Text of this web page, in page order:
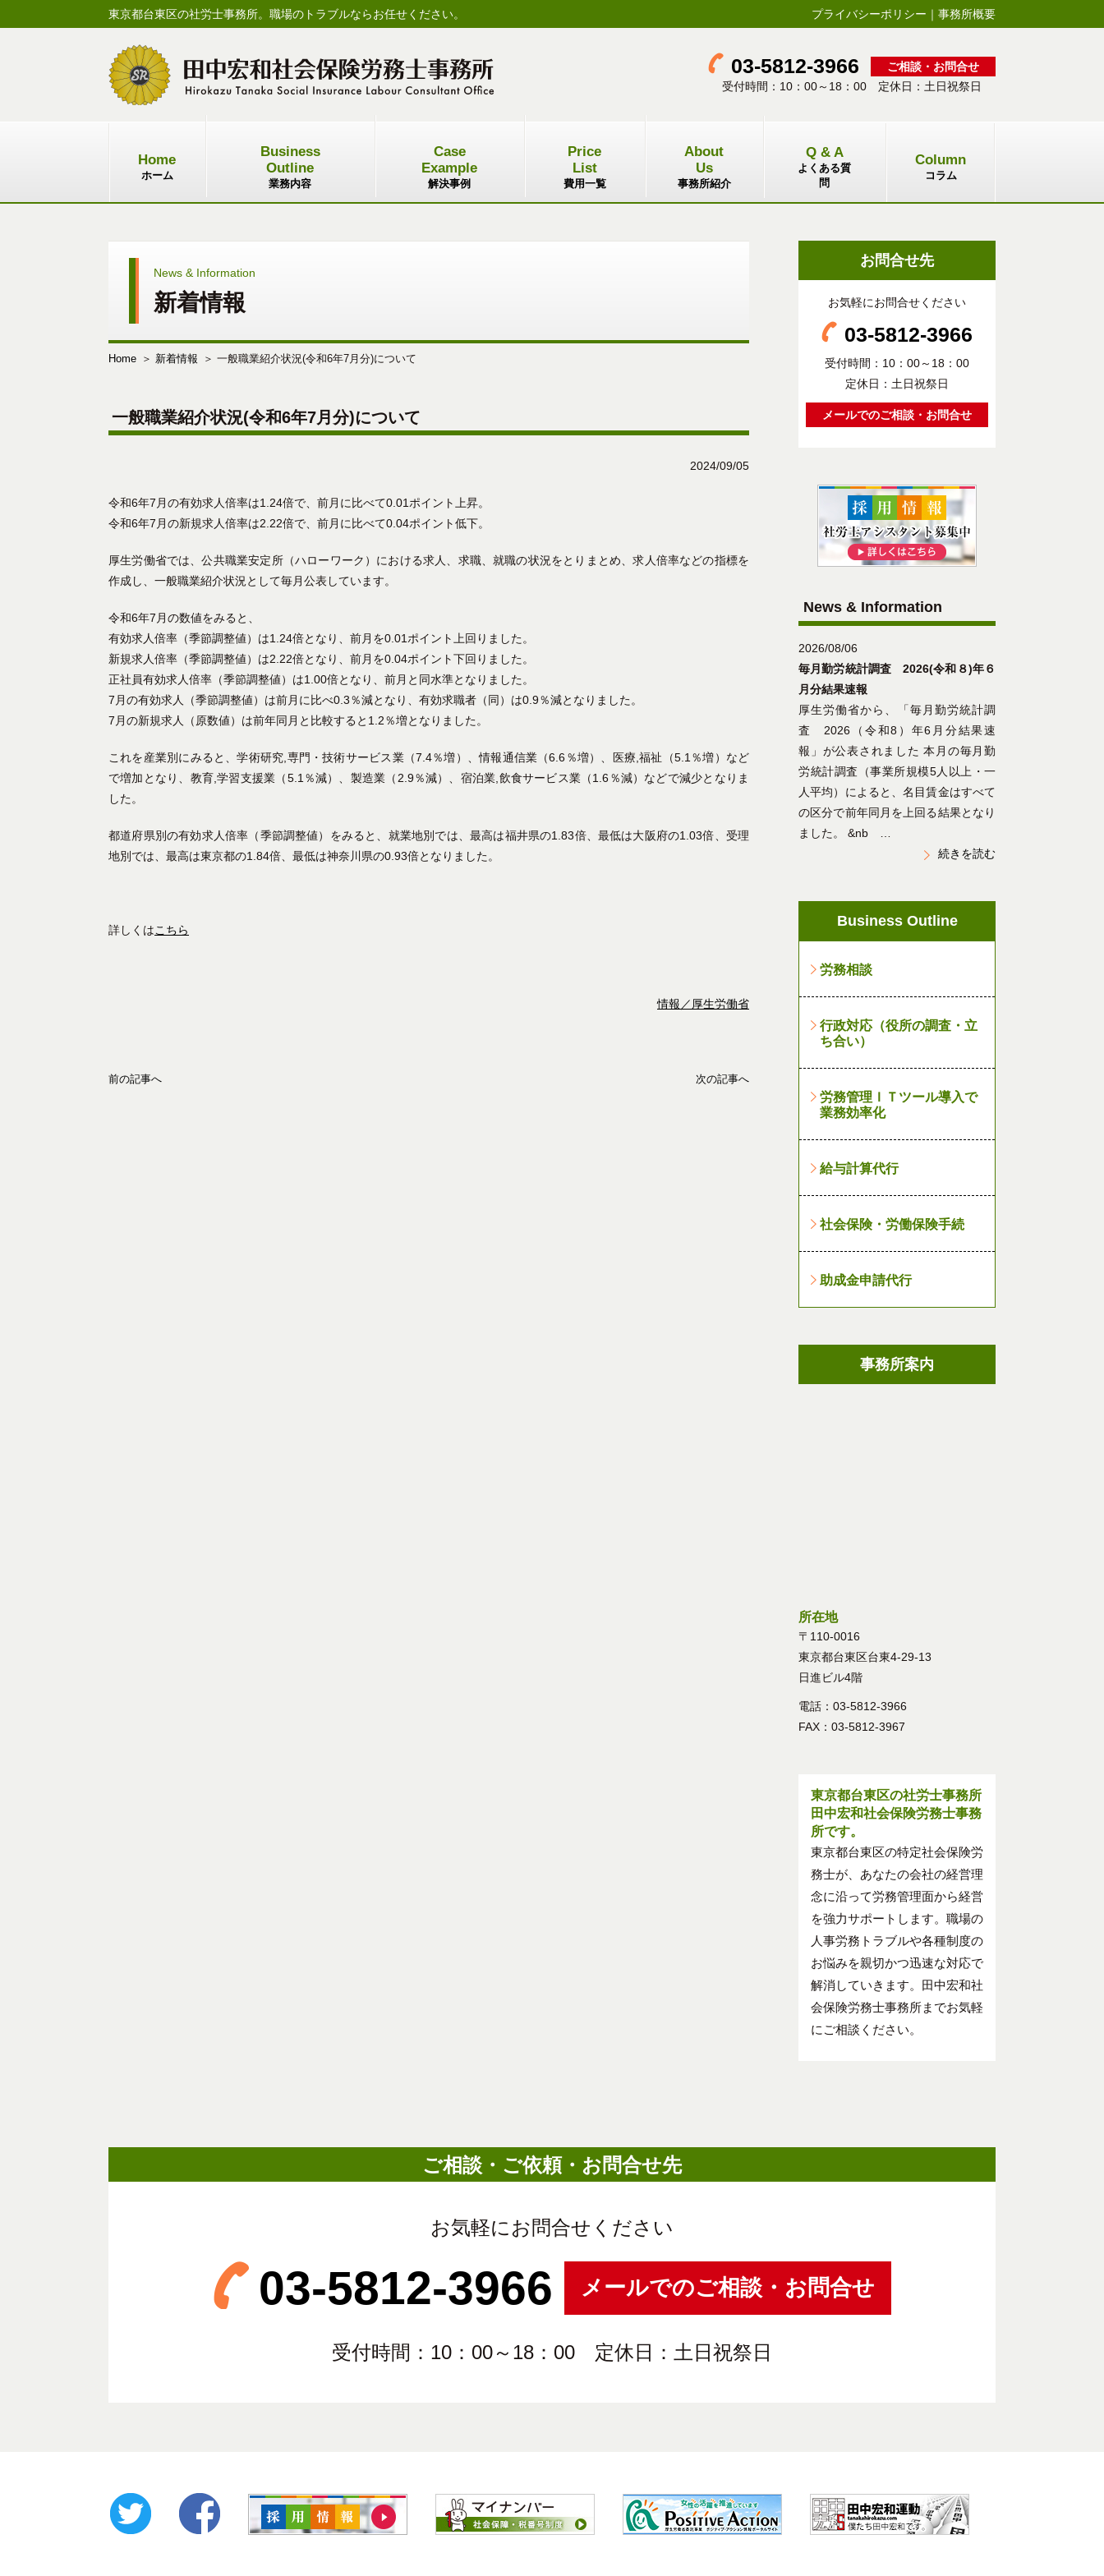
東京都台東区の社労士事務所。職場のトラブルならお任せください。 プライバシーポリシー ｜ 事務所概要
03-5812-3966
ご相談・お問合せ
受付時間：10：00～18：00 定休日：土日祝祭日
Home
ホーム
Business
Outline
業務内容
Case
Example
解決事例
Price
List
費用一覧
About
Us
事務所紹介
Q & A
よくある質
問
Column
コラム
News & Information
新着情報
Home 新着情報 一般職業紹介状況(令和6年7月分)について
一般職業紹介状況(令和6年7月分)について
2024/09/05
令和6年7月の有効求人倍率は1.24倍で、前月に比べて0.01ポイント上昇。
令和6年7月の新規求人倍率は2.22倍で、前月に比べて0.04ポイント低下。
厚生労働省では、公共職業安定所（ハローワーク）における求人、求職、就職の状況をとりまとめ、求人倍率などの指標を
作成し、一般職業紹介状況として毎月公表しています。
令和6年7月の数値をみると、
有効求人倍率（季節調整値）は1.24倍となり、前月を0.01ポイント上回りました。
新規求人倍率（季節調整値）は2.22倍となり、前月を0.04ポイント下回りました。
正社員有効求人倍率（季節調整値）は1.00倍となり、前月と同水準となりました。
7月の有効求人（季節調整値）は前月に比べ0.3％減となり、有効求職者（同）は0.9％減となりました。
7月の新規求人（原数値）は前年同月と比較すると1.2％増となりました。
これを産業別にみると、学術研究,専門・技術サービス業（7.4％増）、情報通信業（6.6％増）、医療,福祉（5.1％増）など
で増加となり、教育,学習支援業（5.1％減）、製造業（2.9％減）、宿泊業,飲食サービス業（1.6％減）などで減少となりま
した。
都道府県別の有効求人倍率（季節調整値）をみると、就業地別では、最高は福井県の1.83倍、最低は大阪府の1.03倍、受理
地別では、最高は東京都の1.84倍、最低は神奈川県の0.93倍となりました。
詳しくはこちら
情報／厚生労働省
前の記事へ 次の記事へ
お問合せ先
お気軽にお問合せください
03-5812-3966
受付時間：10：00～18：00
定休日：土日祝祭日
メールでのご相談・お問合せ
News & Information
2026/08/06
毎月勤労統計調査 2026(令和８)年６
月分結果速報
厚生労働省から、「毎月勤労統計調
査 2026（令和8）年6月分結果速
報」が公表されました 本月の毎月勤
労統計調査（事業所規模5人以上・一
人平均）によると、名目賃金はすべて
の区分で前年同月を上回る結果となり
ました。 &nb …
続きを読む
Business Outline
労務相談
行政対応（役所の調査・立
ち合い）
労務管理ＩＴツール導入で
業務効率化
給与計算代行
社会保険・労働保険手続
助成金申請代行
事務所案内
所在地
〒110-0016
東京都台東区台東4-29-13
日進ビル4階
電話：03-5812-3966
FAX：03-5812-3967
東京都台東区の社労士事務所
田中宏和社会保険労務士事務
所です。
東京都台東区の特定社会保険労
務士が、あなたの会社の経営理
念に沿って労務管理面から経営
を強力サポートします。職場の
人事労務トラブルや各種制度の
お悩みを親切かつ迅速な対応で
解消していきます。田中宏和社
会保険労務士事務所までお気軽
にご相談ください。
ご相談・ご依頼・お問合せ先
お気軽にお問合せください
03-5812-3966 メールでのご相談・お問合せ
受付時間：10：00～18：00 定休日：土日祝祭日